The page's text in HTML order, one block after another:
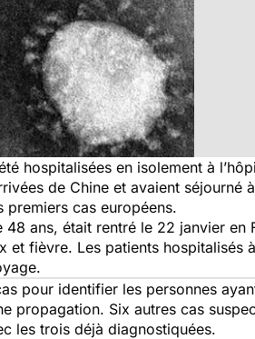
hospitalisées en isolement à
de Chine et avaient séjourné à
premiers cas européens.
ans, était rentré le 22 janvier en
et fièvre. Les patients hospitalisés
pour identifier les personnes
propagation. Six autres cas
les trois déjà diagnostiquées.